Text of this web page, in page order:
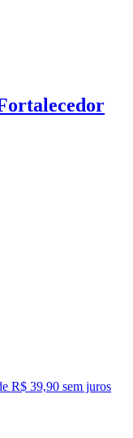
R$ 39,90 sem juros